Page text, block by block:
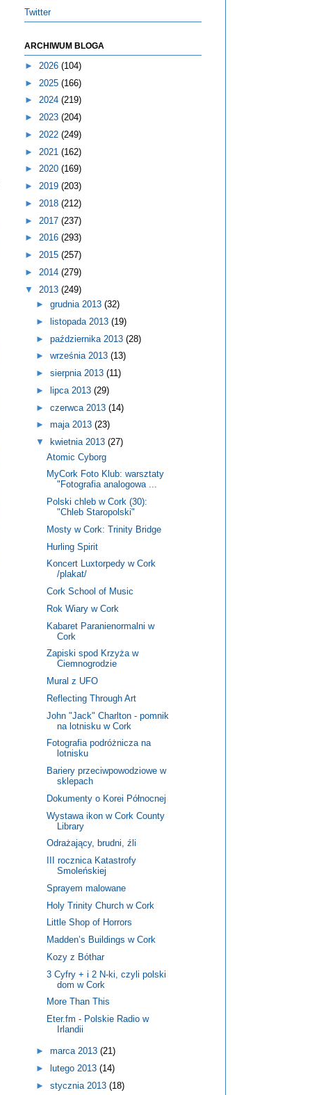
Twitter
ARCHIWUM BLOGA
► 2026 (104)
► 2025 (166)
► 2024 (219)
► 2023 (204)
► 2022 (249)
► 2021 (162)
► 2020 (169)
► 2019 (203)
► 2018 (212)
► 2017 (237)
► 2016 (293)
► 2015 (257)
► 2014 (279)
▼ 2013 (249)
► grudnia 2013 (32)
►
listopada 2013 (19)
► października 2013 (28)
► września 2013 (13)
► sierpnia 2013 (11)
►
lipca 2013 (29)
► czerwca 2013 (14)
► maja 2013 (23)
▼
kwietnia 2013 (27)
Atomic Cyborg
MyCork Foto Klub: warsztaty
"Fotografia analogowa ...
Polski chleb w Cork (30):
"Chleb Staropolski"
Mosty w Cork: Trinity Bridge
Hurling Spirit
Koncert Luxtorpedy w Cork
/plakat/
Cork School of Music
Rok Wiary w Cork
Kabaret Paranienormalni w
Cork
Zapiski spod Krzyża w
Ciemnogrodzie
Mural z UFO
Reflecting Through Art
John "Jack" Charlton - pomnik
na lotnisku w Cork
Fotografia podróżnicza na
lotnisku
Bariery przeciwpowodziowe w
sklepach
Dokumenty o Korei Północnej
Wystawa ikon w Cork County
Library
Odrażający, brudni, źli
III rocznica Katastrofy
Smoleńskiej
Sprayem malowane
Holy Trinity Church w Cork
Little Shop of Horrors
Madden’s Buildings w Cork
Kozy z Bóthar
3 Cyfry + i 2 N-ki, czyli polski
dom w Cork
More Than This
Eter.fm - Polskie Radio w
Irlandii
► marca 2013 (21)
►
lutego 2013 (14)
► stycznia 2013 (18)